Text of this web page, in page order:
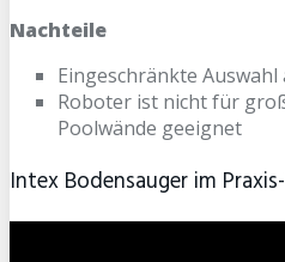
Nachteile
Eingeschränkte
Roboter ist nicht für
Poolwände geeignet
Intex Bodensauger im